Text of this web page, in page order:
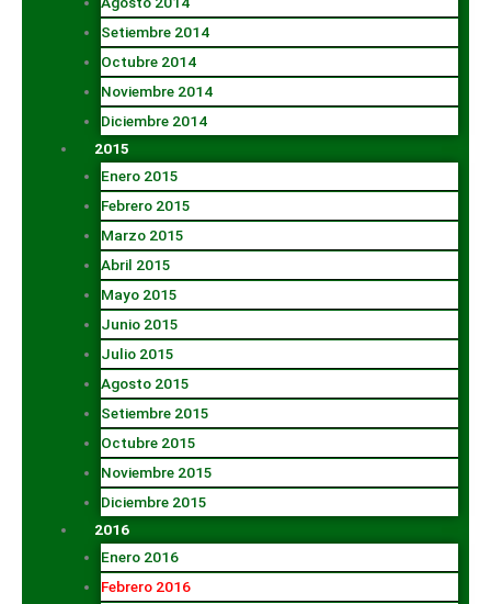
Setiembre 2014
Octubre 2014
Noviembre 2014
Diciembre 2014
2015
Enero 2015
Febrero 2015
Marzo 2015
Abril 2015
Mayo 2015
Junio 2015
Julio 2015
Agosto 2015
Setiembre 2015
Octubre 2015
Noviembre 2015
Diciembre 2015
2016
Enero 2016
Febrero 2016